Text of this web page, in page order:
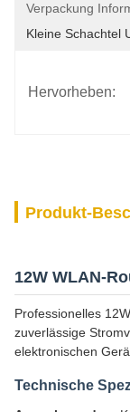
Verpackung
Kleine Schachtel
Hervorheben:
Produkt-
12W WLAN-
Professionelles
zuverlässige
elektronischen
Technische